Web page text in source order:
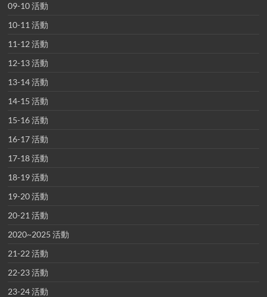
09-10 活動
10-11 活動
11-12 活動
12-13 活動
13-14 活動
14-15 活動
15-16 活動
16-17 活動
17-18 活動
18-19 活動
19-20 活動
20-21 活動
2020~2025 活動
21-22 活動
22-23 活動
23-24 活動